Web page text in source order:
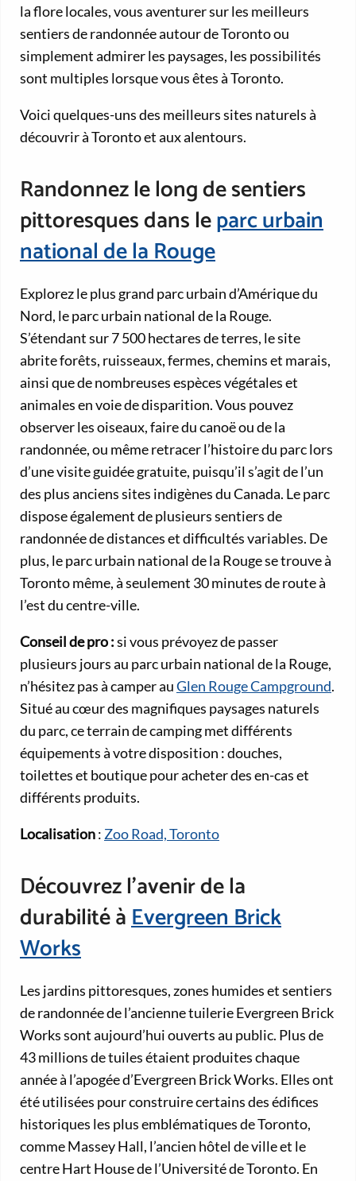
la flore locales, vous aventurer sur les meilleurs
sentiers de randonnée autour de Toronto ou
simplement admirer les paysages, les possibilités
sont multiples lorsque vous êtes à Toronto.
Voici quelques-uns des meilleurs sites naturels à
découvrir à Toronto et aux alentours.
Randonnez le long de sentiers
pittoresques dans leparc urbain
national de la Rouge
Explorez le plus grand parc urbain d’Amérique du
Nord, le parc urbain national de la Rouge.
S’étendant sur 7 500 hectares de terres, le site
abrite forêts, ruisseaux, fermes, chemins et marais,
ainsi que de nombreuses espèces végétales et
animales en voie de disparition. Vous pouvez
observer les oiseaux, faire du canoë ou de la
randonnée, ou même retracer l’histoire du parc lors
d’une visite guidée gratuite, puisqu’il s’agit de l’un
des plus anciens sites indigènes du Canada. Le parc
dispose également de plusieurs sentiers de
randonnée de distances et difficultés variables. De
plus, le parc urbain national de la Rouge se trouve à
Toronto même, à seulement 30 minutes de route à
l’est du centre-ville.
Conseil de pro :si vous prévoyez de passer
plusieurs jours au parc urbain national de la Rouge,
n’hésitez pas à camper auGlen Rouge Campground.
Situé au cœur des magnifiques paysages naturels
du parc, ce terrain de camping met différents
équipements à votre disposition : douches,
toilettes et boutique pour acheter des en-cas et
différents produits.
Localisation: Zoo Road, Toronto
Découvrez l’avenir de la
durabilité àEvergreen Brick
Works
Les jardins pittoresques, zones humides et sentiers
de randonnée de l’ancienne tuilerie Evergreen Brick
Works sont aujourd’hui ouverts au public. Plus de
43 millions de tuiles étaient produites chaque
année à l’apogée d’Evergreen Brick Works. Elles ont
été utilisées pour construire certains des édifices
historiques les plus emblématiques de Toronto,
comme Massey Hall, l’ancien hôtel de ville et le
centre Hart House de l’Université de Toronto. En